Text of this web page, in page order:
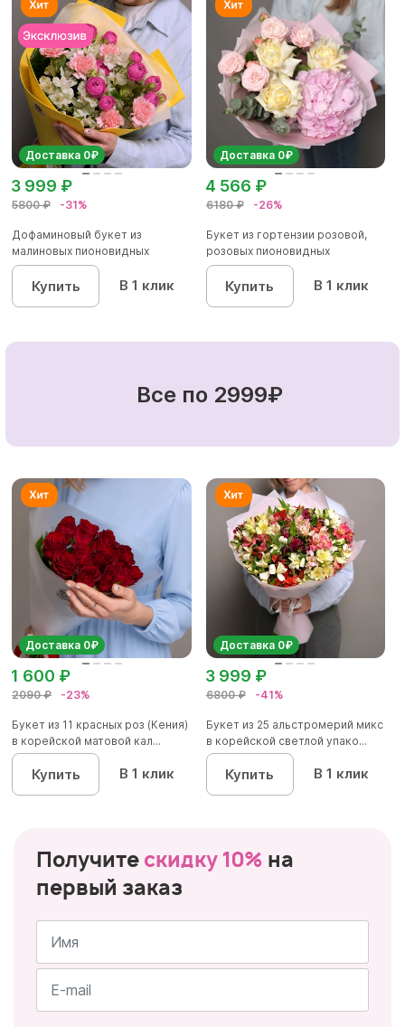
Доставка 0₽
5800 ₽ -31%
3 999 ₽
Дофаминовый букет из
малиновых пионовидных
кустовых роз...
Купить В 1 клик
Доставка 0₽
6180 ₽ -26%
4 566 ₽
Букет из гортензии розовой,
розовых пионовидных
кустовы...
Купить В 1 клик
Все по 2999₽
Доставка 0₽
2090 ₽ -23%
1 600 ₽
Букет из 11 красных роз (Кения)
в корейской матовой кал...
Купить В 1 клик
Доставка 0₽
6800 ₽ -41%
3 999 ₽
Букет из 25 альстромерий микс
в корейской светлой упако...
Купить В 1 клик
Получите скидку 10% на
первый заказ
Имя